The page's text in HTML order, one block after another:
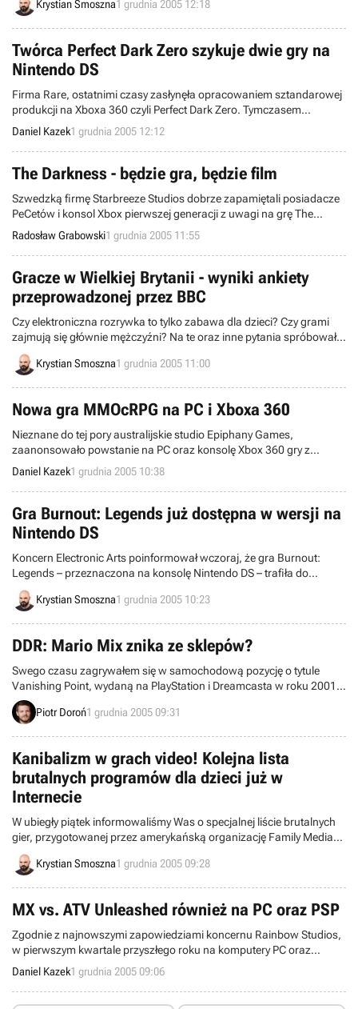
grudnia, ale już dziś wiemy, że także i w tym terminie się nie ukaże. O
Krystian Smoszna1 grudnia 2005 12:18
Twórca Perfect Dark Zero szykuje dwie gry na
Nintendo DS
Firma Rare, ostatnimi czasy zasłynęła opracowaniem sztandarowej
produkcji na Xboxa 360 czyli Perfect Dark Zero. Tymczasem
developer ogłosił rozpoczęcie prac nad dwoma tytułami, które
zostaną przeznaczone na przenośną konsolę DS od Nintendo.
Daniel Kazek1 grudnia 2005 12:12
The Darkness - będzie gra, będzie film
Szwedzką firmę Starbreeze Studios dobrze zapamiętali posiadacze
PeCetów i konsol Xbox pierwszej generacji z uwagi na grę The
Chronicles of Riddick: Escape Form Butcher Bay. Developerzy ze
Skandynawii będą zapewne docenieni także przez właścicieli X360 i
PS3, mających otrzymać strzelaninę The Darkness. Prace nad
projektem ciągle trwają, a tymczasem zapowiedziano film na tej
samej bazie fabularnej.
Radosław Grabowski1 grudnia 2005 11:55
Gracze w Wielkiej Brytanii - wyniki ankiety
przeprowadzonej przez BBC
Czy elektroniczna rozrywka to tylko zabawa dla dzieci? Czy grami
zajmują się głównie mężczyźni? Na te oraz inne pytania spróbowała
odpowiedzieć telewizja BBC, która przeprowadziła wśród
Brytyjczyków specjalną ankietę...
Krystian Smoszna1 grudnia 2005 11:00
Nowa gra MMOcRPG na PC i Xboxa 360
Nieznane do tej pory australijskie studio Epiphany Games,
zaanonsowało powstanie na PC oraz konsolę Xbox 360 gry z
gatunku MMOcRPG. Niestety, firma była bardzo powściągliwa w
swojej wypowiedzi, nie zdradzając nawet tytułu programu.
Nietrudno było jednak ustalić kilka faktów.
Daniel Kazek1 grudnia 2005 10:38
Gra Burnout: Legends już dostępna w wersji na
Nintendo DS
Koncern Electronic Arts poinformował wczoraj, że gra Burnout:
Legends – przeznaczona na konsolę Nintendo DS – trafiła do
amerykańskich sklepów. Pierwsza wersja programu, stworzona z
myślą o użytkownikach PSP, gości na tamtejszym rynku od 13
Krystian Smoszna1 grudnia 2005 10:23
DDR: Mario Mix znika ze sklepów?
Swego czasu zagrywałem się w samochodową pozycję o tytule
Vanishing Point, wydaną na PlayStation i Dreamcasta w roku 2001.
Niby nic szczególnego, ale wciągnęła mnie na jakiś czas. Dlaczego
wspomniałem o niej akurat teraz? Ponieważ wiąże się z nią niejako
Piotr Doroń1 grudnia 2005 09:31
Kanibalizm w grach video! Kolejna lista
brutalnych programów dla dzieci już w
Internecie
W ubiegły piątek informowaliśmy Was o specjalnej liście brutalnych
gier, przygotowanej przez amerykańską organizację Family Media
Guide. Swoimi odkryciami w temacie przemocy postanowiła
podzielić się także Narodowa Instytucja ds. Mediów i Rodziny
Krystian Smoszna1 grudnia 2005 09:28
MX vs. ATV Unleashed również na PC oraz PSP
Zgodnie z najnowszymi zapowiedziami koncernu Rainbow Studios,
w pierwszym kwartale przyszłego roku na komputery PC oraz
konsolę Playstation Portable trafi MX vs. ATV Unleashed. Tytuł ten
ukazał się kilka miesięcy temu na Playstation 2 i Xbox, stanowiąc
kontynuację tej wyścigowej serii terenowej.
Daniel Kazek1 grudnia 2005 09:06